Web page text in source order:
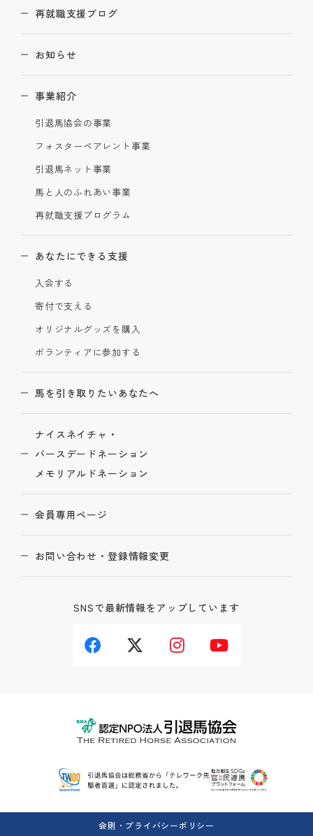
再就職支援ブログ
お知らせ
事業紹介
引退馬協会の事業
フォスターペアレント事業
引退馬ネット事業
馬と人のふれあい事業
再就職支援プログラム
あなたにできる支援
入会する
寄付で支える
オリジナルグッズを購入
ボランティアに参加する
馬を引き取りたいあなたへ
ナイスネイチャ・
バースデードネーション
メモリアルドネーション
会員専用ページ
お問い合わせ・登録情報変更
SNSで最新情報をアップしています
会則・プライバシーポリシー